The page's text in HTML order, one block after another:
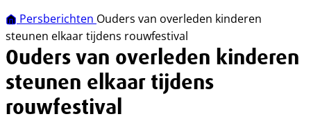
Persberichten Ouders van overleden kinderen
steunen elkaar tijdens rouwfestival
Ouders van overleden kinderen
steunen elkaar tijdens
rouwfestival